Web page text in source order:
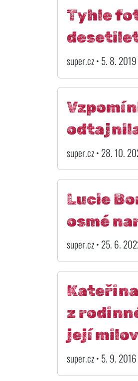
Tyhle
super.cz • 5. 8.
super.cz • 28. 10.
Lucie
osmé
super.cz • 25. 6.
z
její
super.cz • 5. 9.